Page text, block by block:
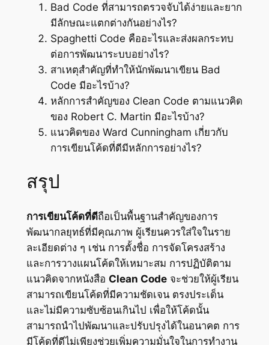
Bad Code ที่สามารถตรวจจับได้ง่ายและยาก
มีลักษณะแตกต่างกันอย่างไร?
Spaghetti Code คืออะไรและส่งผลกระทบ
ต่อการพัฒนาระบบอย่างไร?
สาเหตุสำคัญที่ทำให้นักพัฒนาเขียน Bad
Code มีอะไรบ้าง?
หลักการสำคัญของ Clean Code ตามแนวคิด
ของ Robert C. Martin มีอะไรบ้าง?
แนวคิดของ Ward Cunningham เกี่ยวกับ
การเขียนโค้ดที่ดีมีหลักการอย่างไร?
สรุป
การเขียนโค้ดที่ดีถือเป็นพื้นฐานสำคัญของการ
พัฒนากลยุทธ์ที่มีคุณภาพ ผู้เรียนควรใส่ใจในราย
ละเอียดต่าง ๆ เช่น การตั้งชื่อ การจัดโครงสร้าง
และการวางแผนโค้ดให้เหมาะสม การปฏิบัติตาม
แนวคิดจากหนังสือ Clean Codeจะช่วยให้ผู้เรียน
สามารถเขียนโค้ดที่มีความชัดเจน ตรงประเด็น
และไม่มีความซับซ้อนเกินไป เพื่อให้โค้ดนั้น
สามารถนำไปพัฒนาและปรับปรุงได้ในอนาคต การ
มีโค้ดที่ดีไม่เพียงช่วยเพิ่มความมั่นใจในการทำงาน